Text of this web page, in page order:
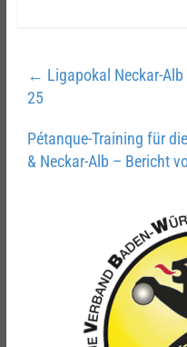
← Ligapokal Neckar-
25
Pétanque-Training für
& Neckar-Alb – Bericht